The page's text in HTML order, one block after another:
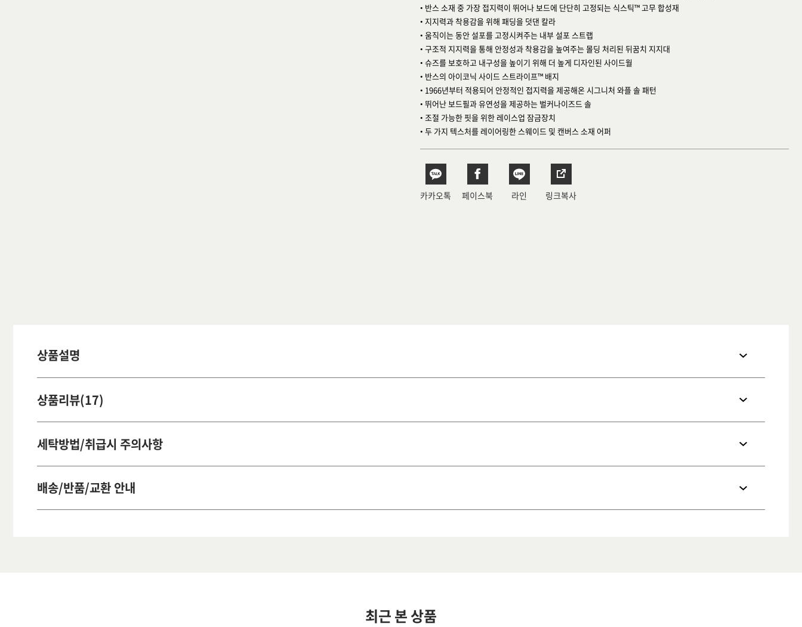
• 반스 소재 중 가장 접지력이 뛰어나 보드에 단단히 고정되는 식스틱™ 고무 합성재
• 지지력과 착용감을 위해 패딩을 덧댄 칼라
• 움직이는 동안 설포를 고정시켜주는 내부 설포 스트랩
• 구조적 지지력을 통해 안정성과 착용감을 높여주는 몰딩 처리된 뒤꿈치 지지대
• 슈즈를 보호하고 내구성을 높이기 위해 더 높게 디자인된 사이드월
• 반스의 아이코닉 사이드 스트라이프™ 배지
• 1966년부터 적용되어 안정적인 접지력을 제공해온 시그니처 와플 솔 패턴
• 뛰어난 보드필과 유연성을 제공하는 벌커나이즈드 솔
• 조절 가능한 핏을 위한 레이스업 잠금장치
• 두 가지 텍스처를 레이어링한 스웨이드 및 캔버스 소재 어퍼
카카오톡 페이스북 라인 링크복사
상품설명
상품리뷰(17)
세탁방법/취급시 주의사항
배송/반품/교환 안내
최근 본 상품